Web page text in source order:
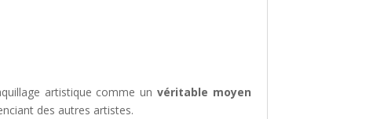
artistique comme un véritable moyen
des autres artistes.